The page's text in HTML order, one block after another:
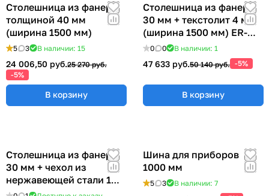
Столешница из фанеры
толщиной 40 мм
(ширина 1500 мм)
5 3 В наличии: 15
24 006,50 руб.25 270 руб.
-5%
В корзину
Столешница из фанеры
30 мм + текстолит 4 мм
(ширина 1500 мм) ER-
00019051
0 0 В наличии: 1
47 633 руб.50 140 руб. -5%
В корзину
Столешница из фанеры
30 мм + чехол из
нержавеющей стали 1
мм (ширина 1500 мм)
Шина для приборов
1000 мм
5 3 В наличии: 7